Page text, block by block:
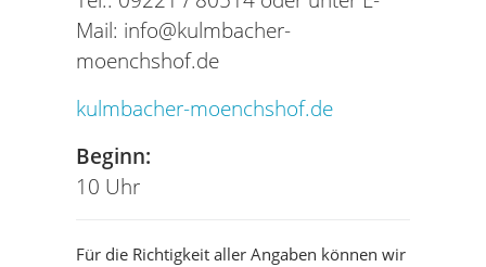
Mail: info@kulmbacher-
moenchshof.de
kulmbacher-moenchshof.de
Beginn:
10 Uhr
Für die Richtigkeit aller Angaben können wir